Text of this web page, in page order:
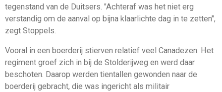
tegenstand van de Duitsers. "Achteraf was het niet erg
verstandig om de aanval op bijna klaarlichte dag in te zetten",
zegt Stoppels.
Vooral in een boerderij stierven relatief veel Canadezen. Het
regiment groef zich in bij de Stolderijweg en werd daar
beschoten. Daarop werden tientallen gewonden naar de
boerderij gebracht, die was ingericht als militair